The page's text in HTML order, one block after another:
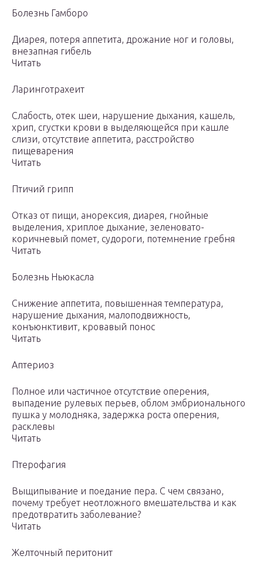
Болезнь Гамборо
Диарея, потеря аппетита, дрожание ног и головы,
внезапная гибель
Читать
Ларинготрахеит
Слабость, отек шеи, нарушение дыхания, кашель,
хрип, сгустки крови в выделяющейся при кашле
слизи, отсутствие аппетита, расстройство
пищеварения
Читать
Птичий грипп
Отказ от пищи, анорексия, диарея, гнойные
выделения, хриплое дыхание, зеленовато-
коричневый помет, судороги, потемнение гребня
Читать
Болезнь Ньюкасла
Снижение аппетита, повышенная температура,
нарушение дыхания, малоподвижность,
конъюнктивит, кровавый понос
Читать
Аптериоз
Полное или частичное отсутствие оперения,
выпадение рулевых перьев, облом эмбрионального
пушка у молодняка, задержка роста оперения,
расклевы
Читать
Птерофагия
Выщипывание и поедание пера. С чем связано,
почему требует неотложного вмешательства и как
предотвратить заболевание?
Читать
Желточный перитонит